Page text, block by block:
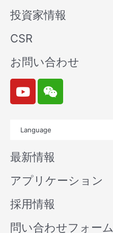
投資家情報
CSR
お問い合わせ
Y
o
u
b
e
W
e
i
n
Language
最新情報
アプリケーション
採用情報
問い合わせフォーム